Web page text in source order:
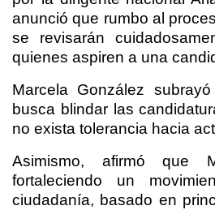
anunció que rumbo al
se revisarán
quienes aspiren a una
Marcela González
busca blindar las
no exista tolerancia hacia
Asimismo, afirmó que
fortaleciendo un
ciudadanía, basado en